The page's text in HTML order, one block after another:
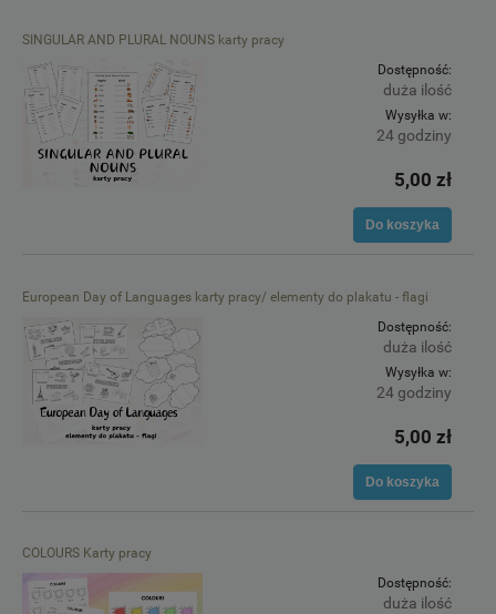
SINGULAR AND PLURAL NOUNS karty pracy
Dostępność:
duża ilość
Wysyłka w:
24 godziny
5,00 zł
Do koszyka
European Day of Languages karty pracy/ elementy do plakatu - flagi
Dostępność:
duża ilość
Wysyłka w:
24 godziny
5,00 zł
Do koszyka
COLOURS Karty pracy
Dostępność:
duża ilość